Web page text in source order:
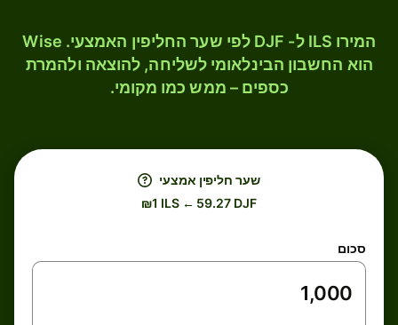
המירו ILS ל- DJF לפי שער החליפין האמצעי. Wise
הוא החשבון הבינלאומי לשליחה, להוצאה ולהמרת
כספים – ממש כמו מקומי.
שער חליפין אמצעי
₪1 ILS ← 59.27 DJF
סכום